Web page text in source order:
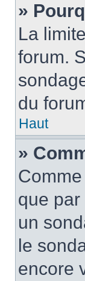
»
La
forum.
du
Haut
»
que
un
le
encore